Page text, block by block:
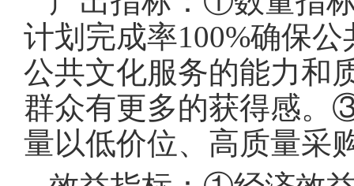
计划完成率100%确保
公共文化服务的能力和
群众有更多的获得感
量以低价位、高质量采